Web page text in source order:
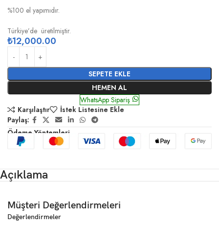
%100 el yapımıdır.
Türkiye’de üretilmiştir.
₺12,000.00
SEPETE EKLE
HEMEN AL
WhatsApp Sipariş
Karşılaştır
İstek Listesine Ekle
Paylaş:
Ödeme Yöntemleri
Açıklama
Müşteri Değerlendirmeleri
Değerlendirmeler